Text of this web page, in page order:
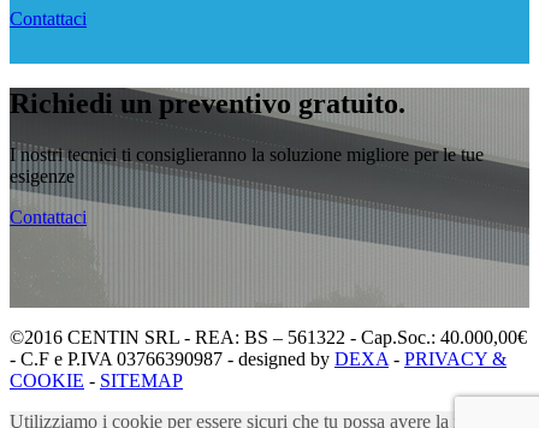
Contattaci
Richiedi un preventivo gratuito.
I nostri tecnici ti consiglieranno la soluzione migliore per le tue
esigenze
Contattaci
©2016 CENTIN SRL - REA: BS – 561322 - Cap.Soc.: 40.000,00€
- C.F e P.IVA 03766390987 - designed by DEXA - PRIVACY &
COOKIE - SITEMAP
Utilizziamo i cookie per essere sicuri che tu possa avere la migliore